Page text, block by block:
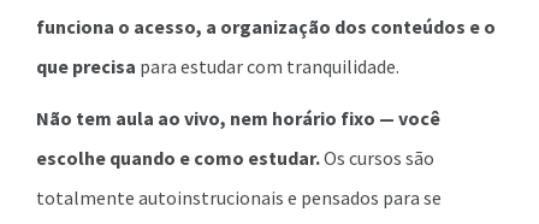
funciona o acesso, a organização dos conteúdos e o
que precisa para estudar com tranquilidade.
Não tem aula ao vivo, nem horário fixo — você
escolhe quando e como estudar.Os cursos são
totalmente autoinstrucionais e pensados para se